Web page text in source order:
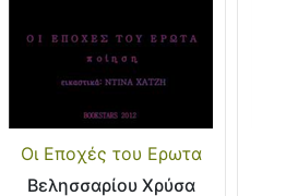
Οι Εποχές του Ερωτα
Βελησσαρίου Χρύσα